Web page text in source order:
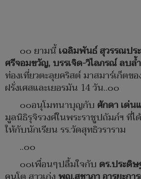
๐๐ ยามนี้เฉลิมพันธ์ สุวรรณปร
ศรีจอมขวัญ, บรรเจิด-วิไลภรณ์ ลบล้
ท่องเที่ยวตะลุยคริสต์ มาสมาร์เก็ตขอ
ฝรั่งเศสและเยอรมัน 14 วัน..๐๐
๐๐อนุโมทนาบุญกับ ศักดา เด่น
มูลนิธิรุจิรวงศ์ในพระราชูปถัมภ์ฯ ที่
ให้กับนักเรียน รร.วัดสุทธิวราราม
..๐๐
๐๐เพื่อนๆปลื้มใจกับ ดร.ประดิษ